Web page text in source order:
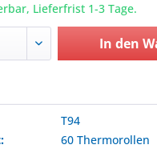
Lieferfrist 1-3 Tage.
In den
T94
60 Thermorollen